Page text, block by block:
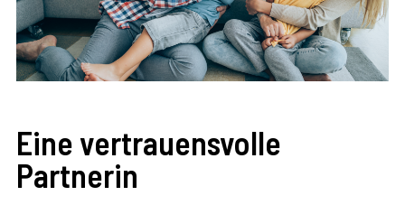
Eine vertrauensvolle
Partnerin